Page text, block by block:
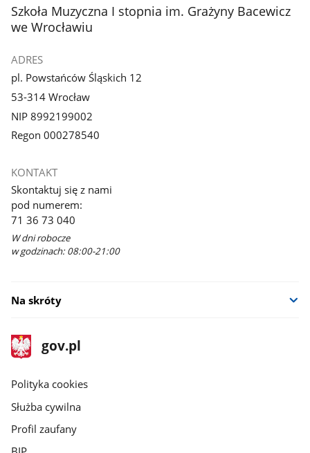
stopka
Szkoła Muzyczna I stopnia im. Grażyny Bacewicz
we Wrocławiu
ADRES
pl. Powstańców Śląskich 12
53-314 Wrocław
NIP 8992199002
Regon 000278540
KONTAKT
Skontaktuj się z nami
pod numerem:
71 36 73 040
W dni robocze
w godzinach: 08:00-21:00
Na skróty
stopka
gov.pl
Strona
gov.pl
gov.pl
Polityka cookies
Służba cywilna
Profil zaufany